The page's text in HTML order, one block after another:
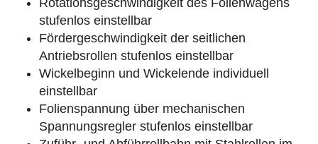
Rotationsgeschwindigkeit des Folienwagens
stufenlos einstellbar
Fördergeschwindigkeit der seitlichen
Antriebsrollen stufenlos einstellbar
Wickelbeginn und Wickelende individuell
einstellbar
Folienspannung über mechanischen
Spannungsregler stufenlos einstellbar